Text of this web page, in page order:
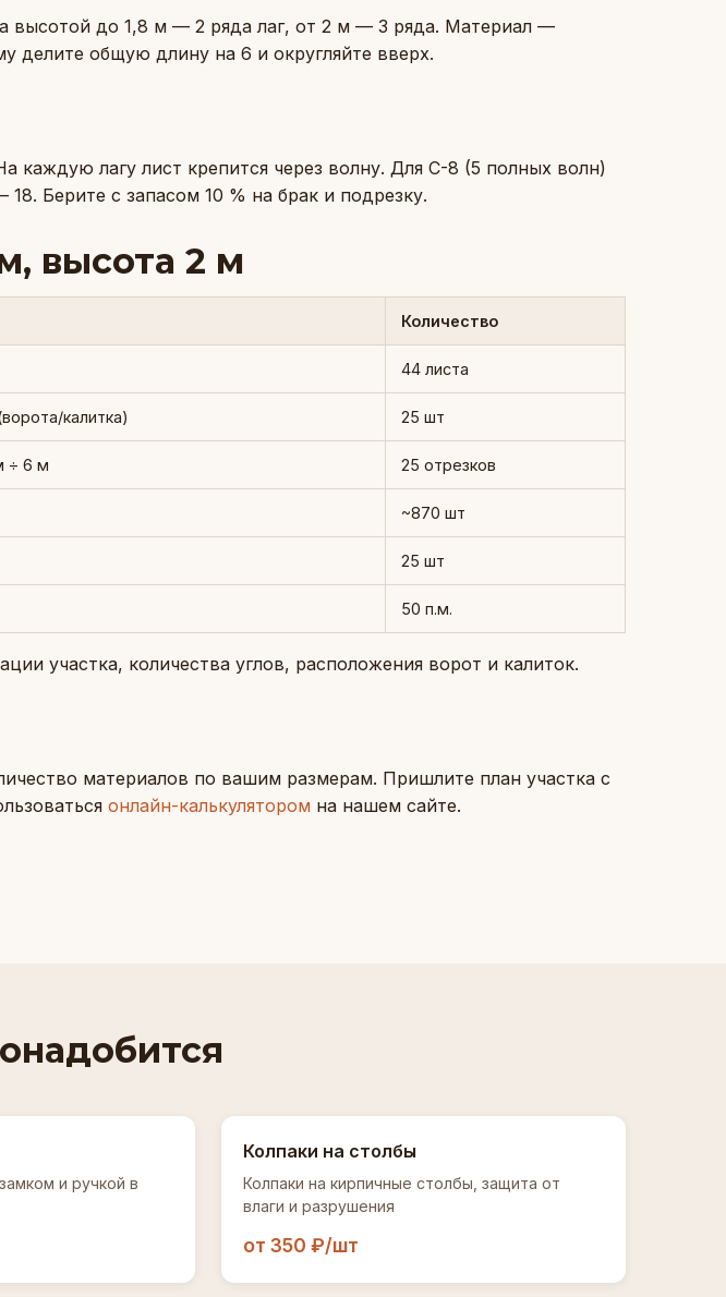
высотой до 1,8 м — 2 ряда лаг, от 2 м — 3 ряда. Материал —
делите общую длину на 6 и округляйте вверх.
каждую лагу лист крепится через волну. Для С-8 (5 полных волн)
Берите с запасом 10 % на брак и подрезку.
высота 2 м
Количество
44 листа
калитка) 25 шт
÷ 6 м 25 отрезков
~870 шт
25 шт
50 п.м.
участка, количества углов, расположения ворот и калиток.
материалов по вашим размерам. Пришлите план участка с
онлайн-калькулятором на нашем сайте.
и ручкой в
Колпаки на столбы
Колпаки на кирпичные столбы, защита от
влаги и разрушения
от 350 ₽/шт